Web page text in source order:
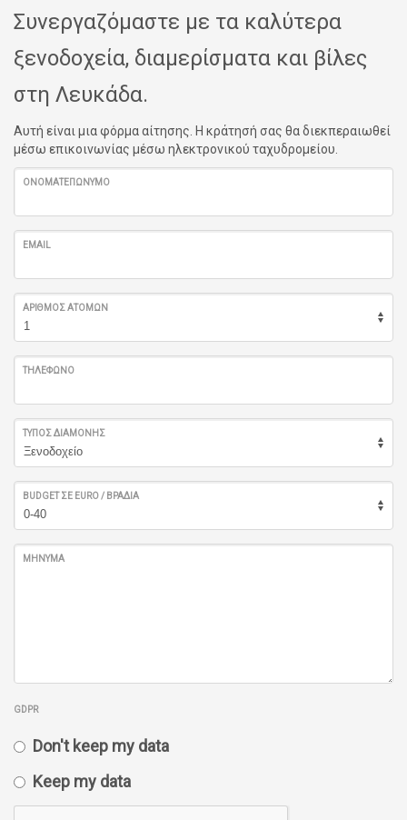
Συνεργαζόμαστε με τα καλύτερα
ξενοδοχεία, διαμερίσματα και βίλες
στη Λευκάδα.
Αυτή είναι μια φόρμα αίτησης. Η κράτησή σας θα διεκπεραιωθεί
μέσω επικοινωνίας μέσω ηλεκτρονικού ταχυδρομείου.
ΟΝΟΜΑΤΕΠΏΝΥΜΟ
EMAIL
ΑΡΙΘΜΌΣ ΑΤΌΜΩΝ
ΤΗΛΈΦΩΝΟ
ΤΎΠΟΣ ΔΙΑΜΟΝΉΣ
BUDGET ΣΕ EURO / ΒΡΑΔΙΆ
ΜΉΝΥΜΑ
GDPR
Don't keep my data
Keep my data